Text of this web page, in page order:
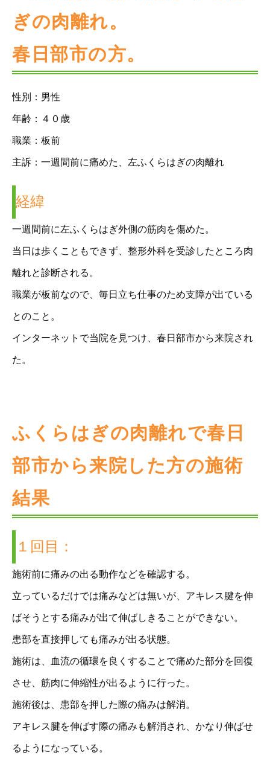
ぎの肉離れ。
春日部市の方。
性別：男性
年齢：４０歳
職業：板前
主訴：一週間前に痛めた、左ふくらはぎの肉離れ
経緯
一週間前に左ふくらはぎ外側の筋肉を傷めた。
当日は歩くこともできず、整形外科を受診したところ肉
離れと診断される。
職業が板前なので、毎日立ち仕事のため支障が出ている
とのこと。
インターネットで当院を見つけ、春日部市から来院され
た。
ふくらはぎの肉離れで春日
部市から来院した方の施術
結果
１回目：
施術前に痛みの出る動作などを確認する。
立っているだけでは痛みなどは無いが、アキレス腱を伸
ばそうとする痛みが出て伸ばしきることができない。
患部を直接押しても痛みが出る状態。
施術は、血流の循環を良くすることで痛めた部分を回復
させ、筋肉に伸縮性が出るように行った。
施術後は、患部を押した際の痛みは解消。
アキレス腱を伸ばす際の痛みも解消され、かなり伸ばせ
るようになっている。